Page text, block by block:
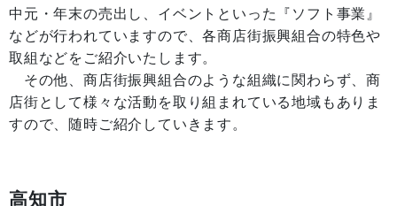
中元・年末の売出し、イベントといった『ソフト事業』
などが行われていますので、各商店街振興組合の特色や
取組などをご紹介いたします。
その他、商店街振興組合のような組織に関わらず、商
店街として様々な活動を取り組まれている地域もありま
すので、随時ご紹介していきます。
高知市